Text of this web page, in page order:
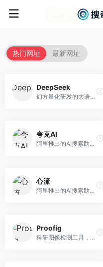
热门网址 最新网址
DeepSeek
幻方量化研发的大语言模型平台，专注于深度推理和代码生成能力。面向开发者、研究人员和技术爱好者，提供强大的逻辑推理和数学计算功能，开源生态完善，API接口友好。
夸克AI
阿里推出的AI搜索助手，整合搜索与AI功能。面向年轻用户，提供智能搜索、文档处理、学习辅助等服务，与夸克生态深度整合。
心流
阿里推出的AI搜索助手，专注于智能信息获取。面向普通用户，提供智能搜索、内容整理、知识问答等服务，与阿里生态深度整合。
Proofig
科研图像检测工具，专注于学术图像完整性验证。面向科研人员，提供图像检测、重复分析、报告生成等服务，学术检测专业。